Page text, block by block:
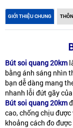
GIỚI THIỆU CHUNG
Bút soi quang 20km
bằng ánh sáng nhìn
bạn dễ dàng mang
nhanh lỗi đứt gãy
Bút soi quang 20km
cao, chống chịu
khoảng cách đo